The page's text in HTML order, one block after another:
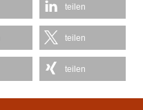
teilen
teilen
teilen